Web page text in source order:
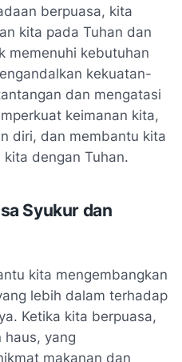
berpuasa, kita
kita pada Tuhan dan
memenuhi kebutuhan
kekuatan-
dan mengatasi
keimanan kita,
diri, dan membantu kita
dengan Tuhan.
Syukur dan
kita mengembangkan
lebih dalam terhadap
Ketika kita berpuasa,
haus, yang
makanan dan